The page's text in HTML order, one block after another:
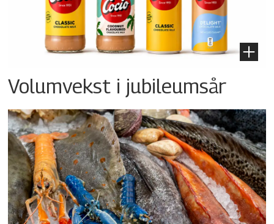
Volumvekst i jubileumsår